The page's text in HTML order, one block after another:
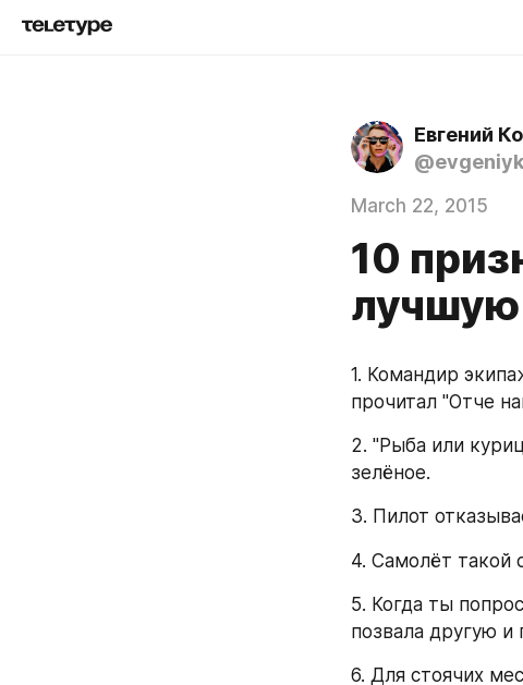
Евгений
March 22, 2015
10
1. Командир
прочитал "Отче
2. "Рыба или
зелёное.
3. Пилот
4. Самолёт такой
5. Когда ты
позвала другую и
6. Для стоячих